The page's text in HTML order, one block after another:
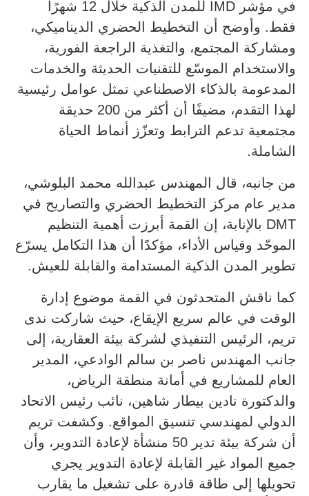
في مؤشر IMD للمدن الذكية خلال 12 شهرًا
فقط. وأوضح أن التخطيط الحضري الديناميكي،
ومشاركة المجتمع، والتغذية الراجعة الفورية،
والاستخدام الموسّع للتقنيات الحديثة والخدمات
المدعومة بالذكاء الاصطناعي تمثل عوامل رئيسية
لهذا التقدم، مضيفًا أن أكثر من 200 حديقة
مجتمعية تدعم الترابط وتعزّز أنماط الحياة
الشاملة.
من جانبه، قال المهندس عبدالله محمد البلوشي،
مدير عام مركز التخطيط الحضري والتصاريح في
DMT بالإنابة، إن القمة أبرزت أهمية التنظيم
الموحّد وقياس الأداء، مؤكدًا أن هذا التكامل يسرّع
تطوير المدن الذكية المستدامة والقابلة للعيش.
كما ناقش المتحدثون في القمة موضوع إدارة
الوقت في عالم سريع الإيقاع، حيث شاركت ندى
تريم، الرئيس التنفيذي لشركة بيئة العقارية، إلى
جانب المهندس ناصر بن سالم الوادعي، المدير
العام للمشاريع في أمانة منطقة الرياض،
والدكتورة نادين بيطار شاهين، نائب رئيس الاتحاد
الدولي لمهندسي تنسيق المواقع. وكشفت تريم
أن شركة بيئة تدير 50 منشأة لإعادة التدوير، وأن
جميع المواد غير القابلة لإعادة التدوير يجري
تحويلها إلى طاقة قادرة على تشغيل ما يقارب